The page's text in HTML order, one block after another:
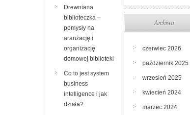
Drewniana
biblioteczka –
pomysły na
aranżację i
organizację
domowej biblioteki
Co to jest system
business
intelligence i jak
działa?
Archiwa
czerwiec 2026
październik 2025
wrzesień 2025
kwiecień 2024
marzec 2024